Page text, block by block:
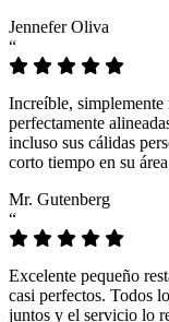
Jennefer Oliva
“
Increíble,
perfectamente
incluso sus cálidas
corto tiempo en su
Mr. Gutenberg
“
Excelente pequeño
casi perfectos. Todos
juntos y el servicio lo